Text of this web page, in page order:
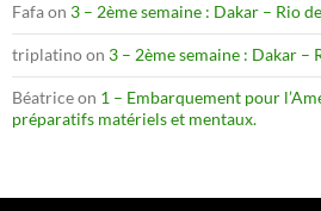
Fafaon 3 – 2ème semaine : Dakar – Rio
triplatinoon 3 – 2ème semaine : Dakar –
Béatriceon 1 – Embarquement pour
préparatifs matériels et mentaux.